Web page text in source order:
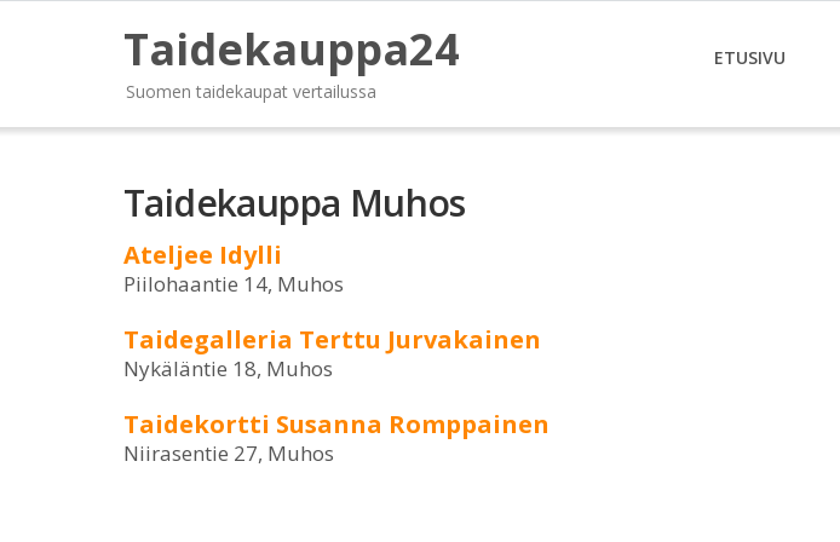
Taidekauppa24
Suomen taidekaupat vertailussa
ETUSIVU
Taidekauppa Muhos
Ateljee Idylli
Piilohaantie 14, Muhos
Taidegalleria Terttu Jurvakainen
Nykäläntie 18, Muhos
Taidekortti Susanna Romppainen
Niirasentie 27, Muhos